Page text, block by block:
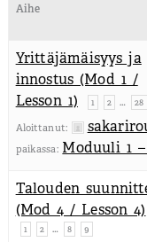
Aihe
Yrittäjämäisyys ja
innostus (Mod 1 /
Lesson 1)
1 2 … 28
Aloittanut:
paikassa: Moduuli 1
Talouden
(Mod 4 / Lesson 4)
1 2 … 8 9